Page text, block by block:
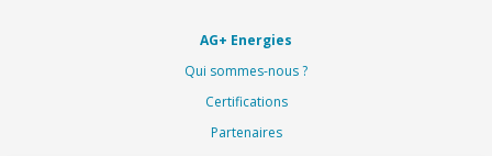
AG+ Energies
Qui sommes-nous ?
Certifications
Partenaires